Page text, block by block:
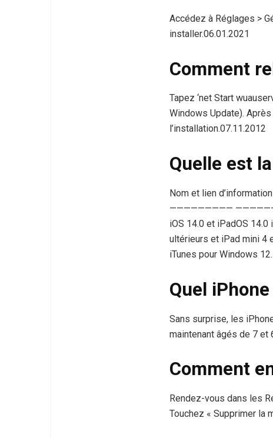
Accédez à Réglages >
installer.06.01.2021
Comment
Tapez ‘net Start
Windows Update).
l’installation.07.11.2012
Quelle est
Nom et lien
—————————
iOS 14.0 et iPadOS
ultérieurs et iPad mini 4
iTunes pour Windows
Quel
Sans surprise, les
maintenant âgés de 7
Comment
Rendez-vous dans les
Touchez « Supprimer la